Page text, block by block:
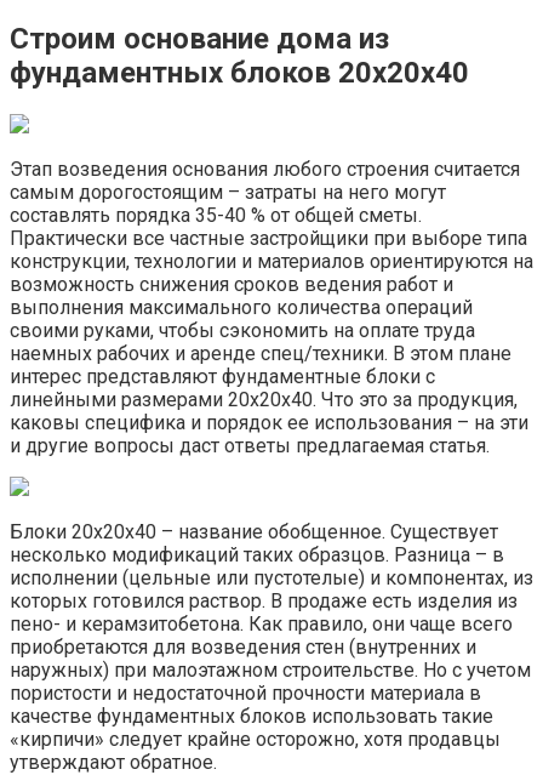
Строим основание дома из
фундаментных блоков 20х20х40
Этап возведения основания любого строения считается
самым дорогостоящим – затраты на него могут
составлять порядка 35-40 % от общей сметы.
Практически все частные застройщики при выборе типа
конструкции, технологии и материалов ориентируются на
возможность снижения сроков ведения работ и
выполнения максимального количества операций
своими руками, чтобы сэкономить на оплате труда
наемных рабочих и аренде спец/техники. В этом плане
интерес представляют фундаментные блоки с
линейными размерами 20х20х40. Что это за продукция,
каковы специфика и порядок ее использования – на эти
и другие вопросы даст ответы предлагаемая статья.
Блоки 20х20х40 – название обобщенное. Существует
несколько модификаций таких образцов. Разница – в
исполнении (цельные или пустотелые) и компонентах, из
которых готовился раствор. В продаже есть изделия из
пено- и керамзитобетона. Как правило, они чаще всего
приобретаются для возведения стен (внутренних и
наружных) при малоэтажном строительстве. Но с учетом
пористости и недостаточной прочности материала в
качестве фундаментных блоков использовать такие
«кирпичи» следует крайне осторожно, хотя продавцы
утверждают обратное.